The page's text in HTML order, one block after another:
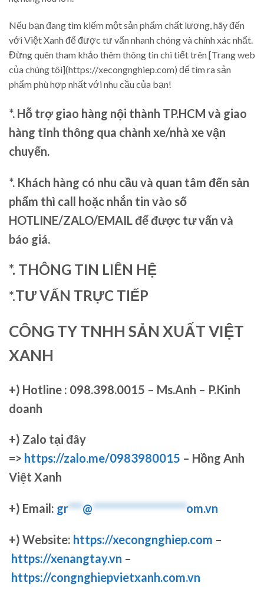
Nếu bạn đang tìm kiếm một sản phẩm chất lượng, hãy đến
với Việt Xanh để được tư vấn nhanh chóng và chính xác nhất.
Đừng quên tham khảo thêm thông tin chi tiết trên [Trang web
của chúng tôi](https://xecongnghiep.com) để tìm ra sản
phẩm phù hợp nhất với nhu cầu của bạn!
*. Hỗ trợ giao hàng nội thành TP.HCM và giao
hàng tỉnh thông qua chành xe/nhà xe vận
chuyển.
*. Khách hàng có nhu cầu và quan tâm đến sản
phẩm thì call hoặc nhắn tin vào số
HOTLINE/ZALO/EMAIL để được tư vấn và
báo giá.
*. THÔNG TIN LIÊN HỆ
*.TƯ VẤN TRỰC TIẾP
CÔNG TY TNHH SẢN XUẤT VIỆT
XANH
+) Hotline : 098.398.0015 – Ms.Anh – P.Kinh
doanh
+) Zalo tại đây
=> https://zalo.me/0983980015 – Hồng Anh
Việt Xanh
+) Email: gr***@********************om.vn
+) Website: https://xecongnghiep.com –
https://xenangtay.vn –
https://congnghiepvietxanh.com.vn